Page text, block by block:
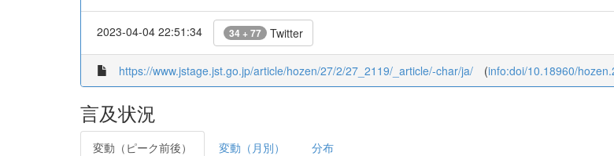
2023-04-04 22:51:34 34 + 77 Twitter
https://www.jstage.jst.go.jp/article/hozen/27/2/27_2119/_article/-char/ja/ (info:doi/10.18960/
言及状況
変動（ピーク前後） 変動（月別） 分布